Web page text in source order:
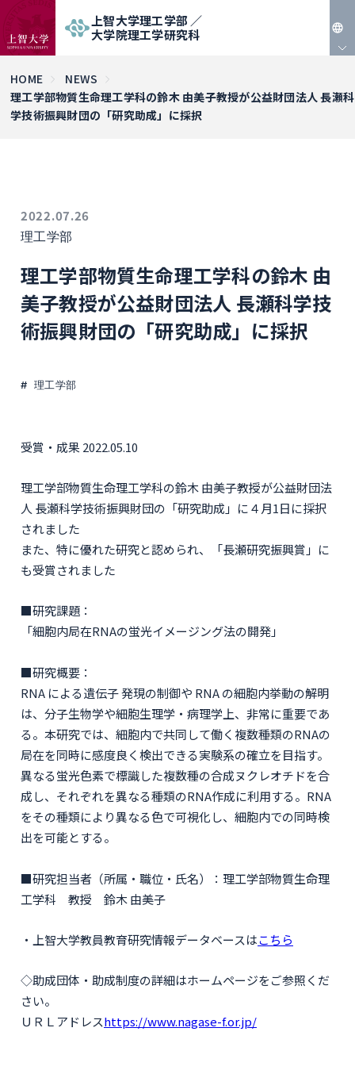
上智大学理工学部 ／
大学院理工学研究科
EN
HOME
NEWS
理工学部物質生命理工学科の鈴木 由美子教授が公益財団法人 長瀬科
学技術振興財団の「研究助成」に採択
2022.07.26
理工学部
理工学部物質生命理工学科の鈴木 由
美子教授が公益財団法人 長瀬科学技
術振興財団の「研究助成」に採択
理工学部
受賞・成果 2022.05.10
理工学部物質生命理工学科の鈴木 由美子教授が公益財団法
人 長瀬科学技術振興財団の「研究助成」に４月1日に採択
されました
また、特に優れた研究と認められ、「長瀬研究振興賞」に
も受賞されました
■研究課題：
「細胞内局在RNAの蛍光イメージング法の開発」
■研究概要：
RNA による遺伝子 発現の制御や RNA の細胞内挙動の解明
は、分子生物学や細胞生理学・病理学上、非常に重要であ
る。本研究では、細胞内で共同して働く複数種類のRNAの
局在を同時に感度良く検出できる実験系の確立を目指す。
異なる蛍光色素で標識した複数種の合成ヌクレオチドを合
成し、それぞれを異なる種類のRNA作成に利用する。RNA
をその種類により異なる色で可視化し、細胞内での同時検
出を可能とする。
■研究担当者（所属・職位・氏名）：理工学部物質生命理
工学科 教授 鈴木 由美子
・上智大学教員教育研究情報データベースはこちら
◇助成団体・助成制度の詳細はホームページをご参照くだ
さい。
ＵＲＬアドレスhttps://www.nagase-f.or.jp/